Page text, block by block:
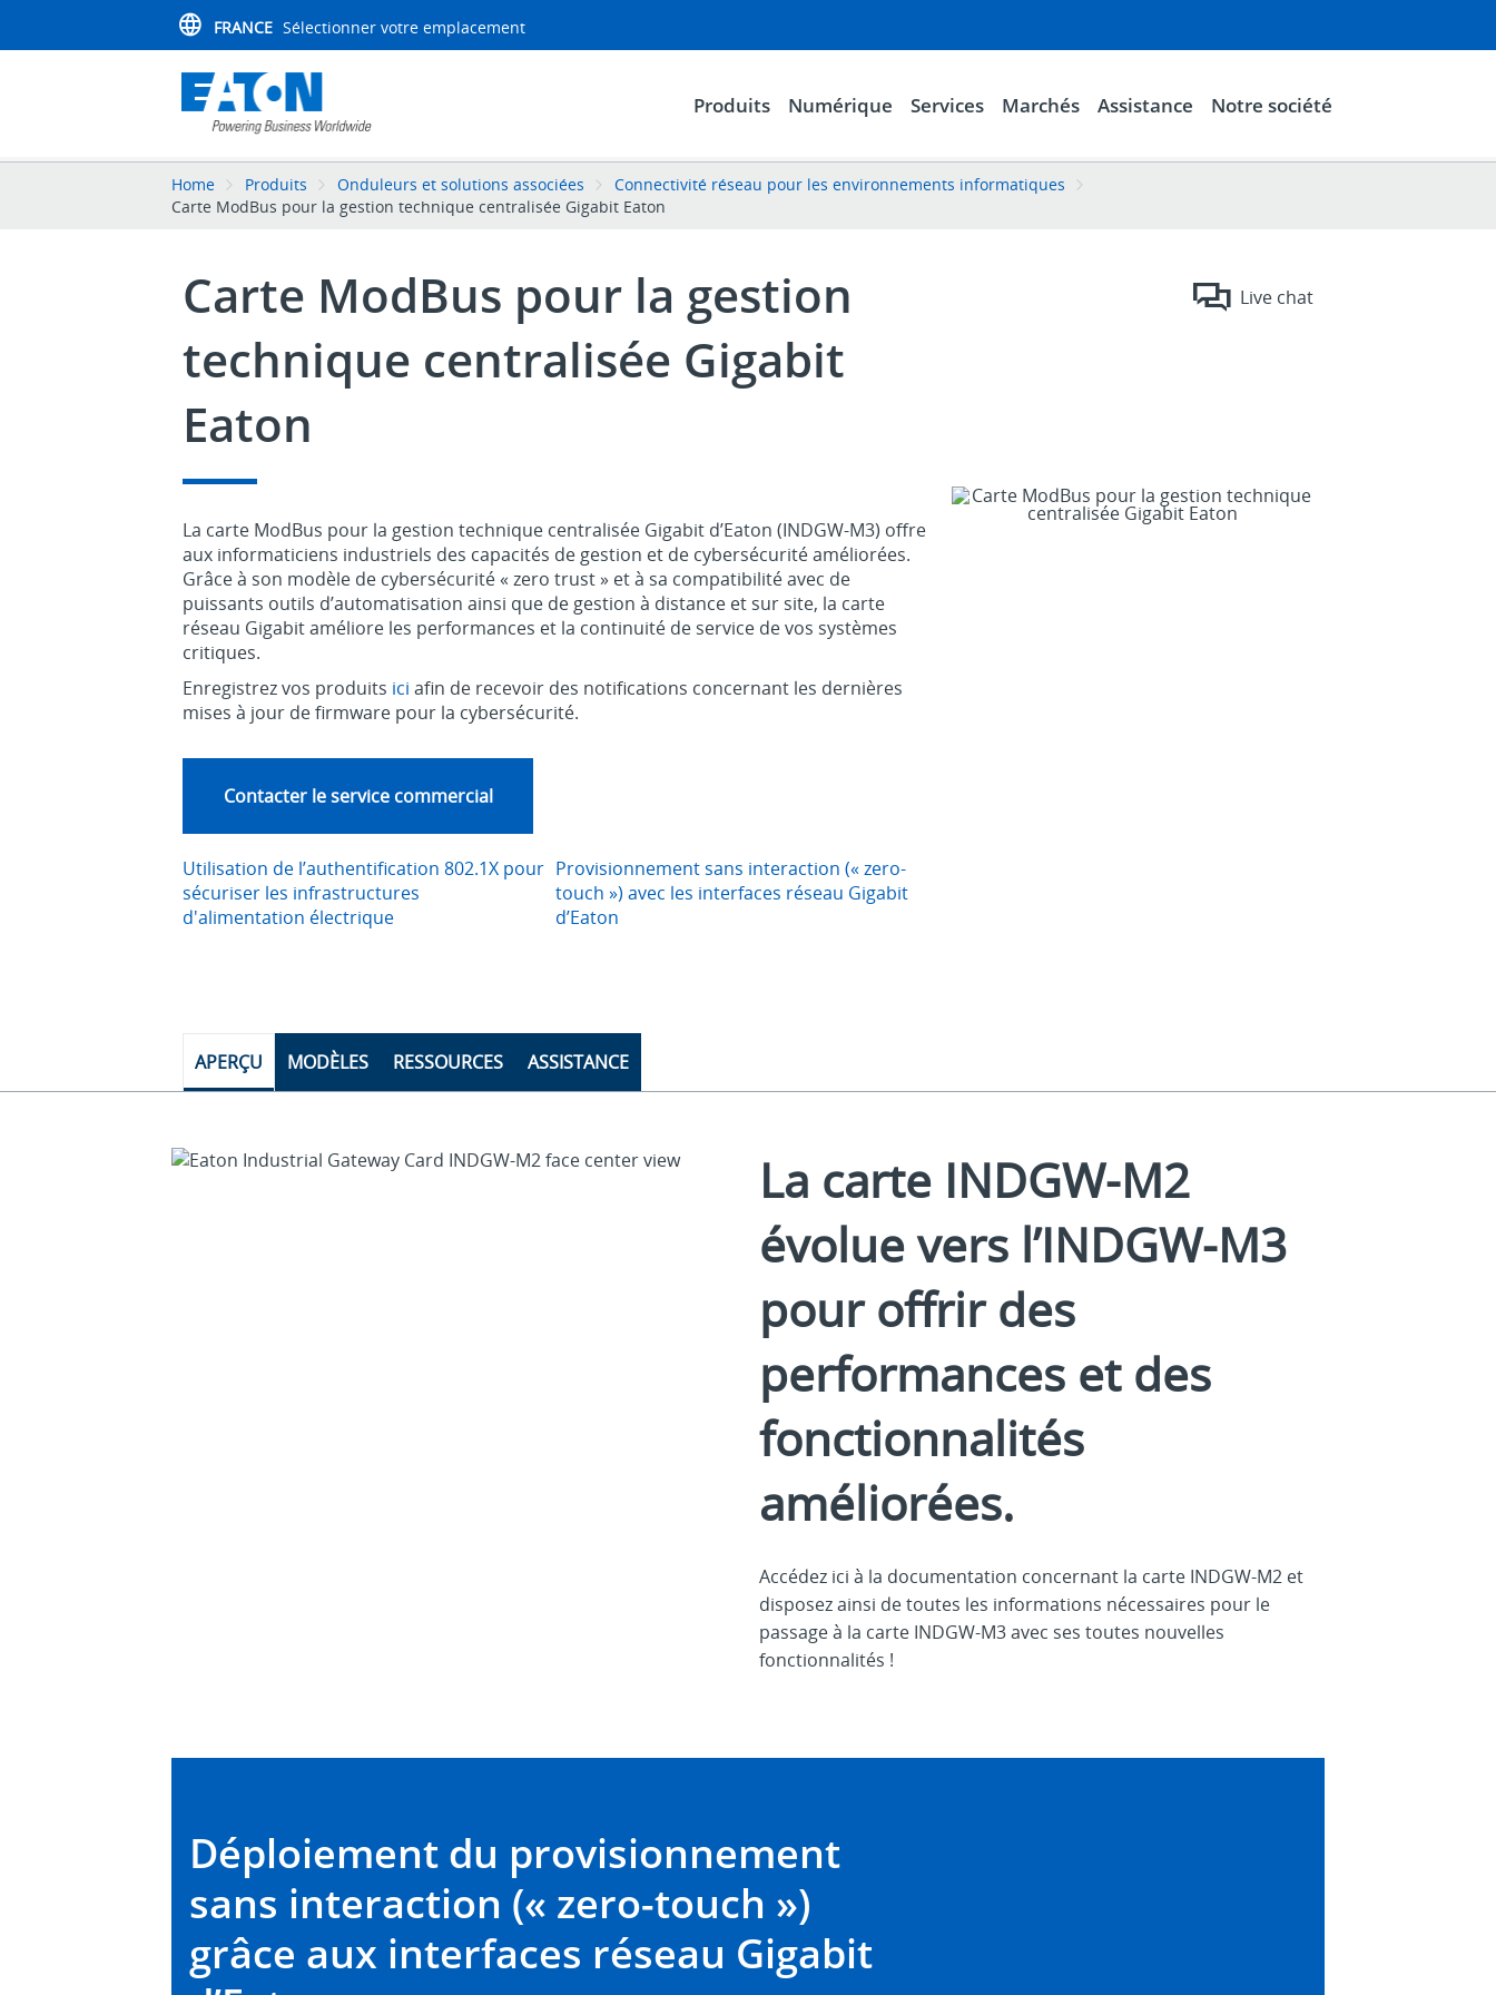
FRANCE Sélectionner votre emplacement
Produits Numérique Services Marchés Assistance Notre société
Home Produits Onduleurs et solutions associées
Connectivité réseau pour les environnements informatiques
Carte ModBus pour la gestion technique centralisée Gigabit Eaton
Carte ModBus pour la gestion
technique centralisée Gigabit
Eaton
La carte ModBus pour la gestion technique centralisée Gigabit d’Eaton (INDGW-M3) offre
aux informaticiens industriels des capacités de gestion et de cybersécurité améliorées.
Grâce à son modèle de cybersécurité « zero trust » et à sa compatibilité avec de
puissants outils d’automatisation ainsi que de gestion à distance et sur site, la carte
réseau Gigabit améliore les performances et la continuité de service de vos systèmes
critiques.
Enregistrez vos produits ici afin de recevoir des notifications concernant les dernières
mises à jour de firmware pour la cybersécurité.
Contacter le service commercial
Utilisation de l’authentification 802.1X pour
sécuriser les infrastructures
d'alimentation électrique
Provisionnement sans interaction (« zero-
touch ») avec les interfaces réseau Gigabit
d’Eaton
Live chat
APERÇU MODÈLES RESSOURCES ASSISTANCE
La carte INDGW‑M2
évolue vers l’INDGW‑M3
pour offrir des
performances et des
fonctionnalités
améliorées.
Accédez ici à la documentation concernant la carte INDGW-M2 et
disposez ainsi de toutes les informations nécessaires pour le
passage à la carte INDGW-M3 avec ses toutes nouvelles
fonctionnalités !
Déploiement du provisionnement
sans interaction (« zero-touch »)
grâce aux interfaces réseau Gigabit